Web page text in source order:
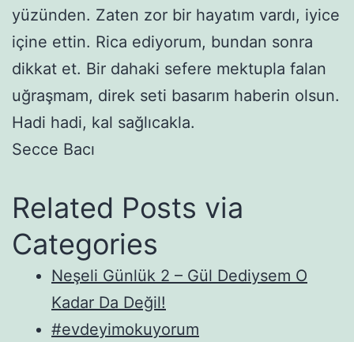
yüzünden. Zaten zor bir hayatım vardı, iyice
içine ettin. Rica ediyorum, bundan sonra
dikkat et. Bir dahaki sefere mektupla falan
uğraşmam, direk seti basarım haberin olsun.
Hadi hadi, kal sağlıcakla.
Secce Bacı
Related Posts via
Categories
Neşeli Günlük 2 – Gül Dediysem O
Kadar Da Değil!
#evdeyimokuyorum